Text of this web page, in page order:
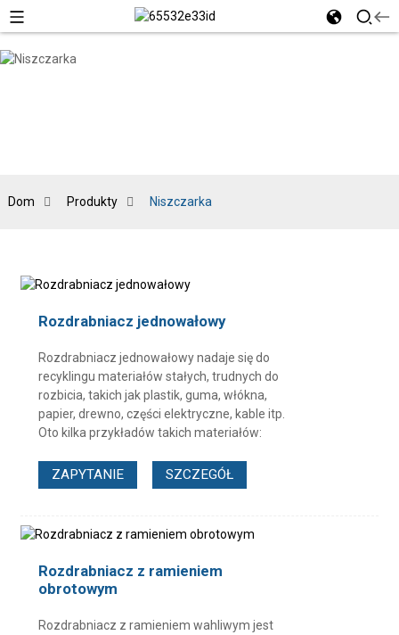
Dom Produkty Niszczarka
Rozdrabniacz jednowałowy
Rozdrabniacz jednowałowy nadaje się do
recyklingu materiałów stałych, trudnych do
rozbicia, takich jak plastik, guma, włókna,
papier, drewno, części elektryczne, kable itp.
Oto kilka przykładów takich materiałów:
ZAPYTANIE SZCZEGÓŁ
Rozdrabniacz z ramieniem
obrotowym
Rozdrabniacz z ramieniem wahliwym jest